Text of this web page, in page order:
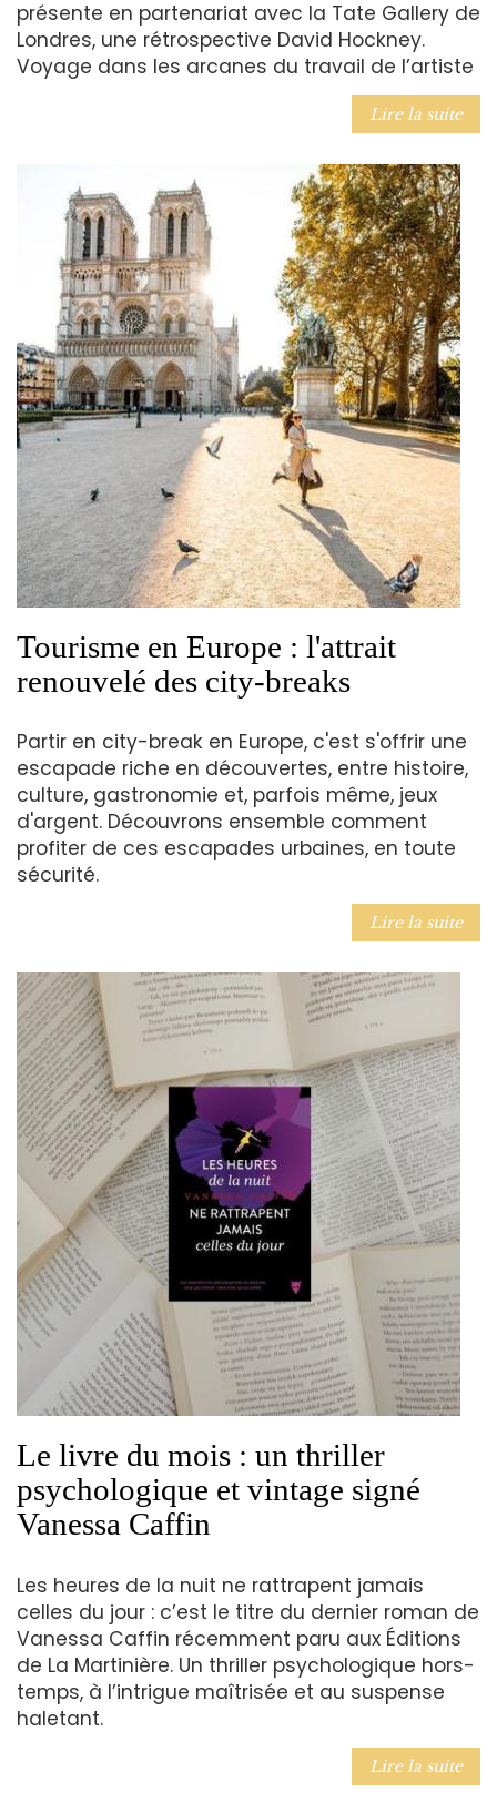
présente en partenariat avec la Tate Gallery de
Londres, une rétrospective David Hockney.
Voyage dans les arcanes du travail de l’artiste
Lire la suite
Tourisme en Europe : l'attrait
renouvelé des city-breaks
Partir en city-break en Europe, c'est s'offrir une
escapade riche en découvertes, entre histoire,
culture, gastronomie et, parfois même, jeux
d'argent. Découvrons ensemble comment
profiter de ces escapades urbaines, en toute
sécurité.
Lire la suite
Le livre du mois : un thriller
psychologique et vintage signé
Vanessa Caffin
Les heures de la nuit ne rattrapent jamais
celles du jour : c’est le titre du dernier roman de
Vanessa Caffin récemment paru aux Éditions
de La Martinière. Un thriller psychologique hors-
temps, à l’intrigue maîtrisée et au suspense
haletant.
Lire la suite